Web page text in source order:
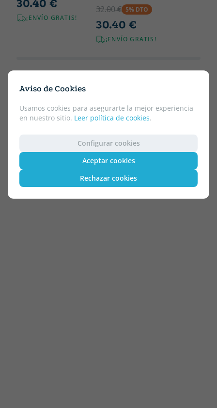
Aviso de Cookies
Usamos cookies para asegurarte la mejor experiencia
en nuestro sitio. Leer política de cookies.
Configurar cookies
Aceptar cookies
Rechazar cookies
30.40 €
¡ENVÍO GRATIS!
32.00 € 5% DTO
30.40 €
¡ENVÍO GRATIS!